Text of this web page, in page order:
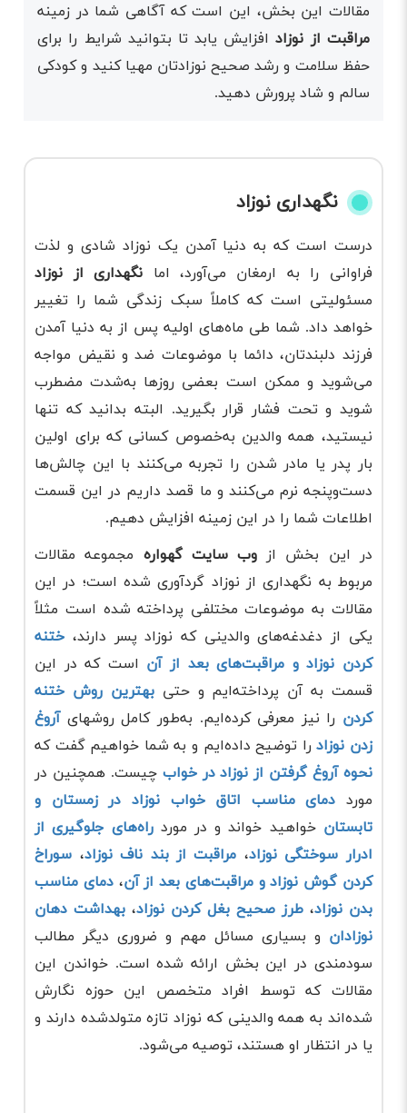
مقالات این بخش، این است که آگاهی شما در زمینه
مراقبت از نوزادافزایش یابد تا بتوانید شرایط را برای
حفظ سلامت و رشد صحیح نوزادتان مهیا کنید و کودکی
سالم و شاد پرورش دهید.
نگهداری نوزاد
درست است که به دنیا آمدن یک نوزاد شادی و لذت
فراوانی را به ارمغان می‌آورد، اما نگهداری از نوزاد
مسئولیتی است که کاملاً سبک زندگی شما را تغییر
خواهد داد. شما طی ماه‌های اولیه پس از به دنیا آمدن
فرزند دلبندتان، دائما با موضوعات ضد و نقیض مواجه
می‌شوید و ممکن است بعضی روزها به‌شدت مضطرب
شوید و تحت فشار قرار بگیرید. البته بدانید که تنها
نیستید، همه والدین به‌خصوص کسانی که برای اولین
بار پدر یا مادر شدن را تجربه می‌کنند با این چالش‌ها
دست‌وپنجه نرم می‌کنند و ما قصد داریم در این قسمت
اطلاعات شما را در این زمینه افزایش دهیم.
در این بخش از وب سایت گهواره مجموعه مقالات
مربوط به نگهداری از نوزاد گردآوری شده است؛ در این
مقالات به موضوعات مختلفی پرداخته شده است مثلاً
یکی از دغدغه‌های والدینی که نوزاد پسر دارند، ختنه
کردن نوزاد و مراقبت‌های بعد از آن است که در این
قسمت به آن پرداخته‌ایم و حتیبهترین روش ختنه
کردن را نیز معرفی کرده‌ایم. به‌طور کامل روشهایآروغ
زدن نوزادرا توضیح داده‌ایم و به شما خواهیم گفت که
نحوه آروغ گرفتن از نوزاد در خواب چیست. همچنین در
مورد دمای مناسب اتاق خواب نوزاد در زمستان و
تابستان خواهید خواند و در موردراه‌های جلوگیری از
ادرار سوختگی نوزاد، مراقبت از بند ناف نوزاد، سوراخ
کردن گوش نوزاد و مراقبت‌های بعد از آن،دمای مناسب
بدن نوزاد،طرز صحیح بغل کردن نوزاد، بهداشت دهان
نوزادان و بسیاری مسائل مهم و ضروری دیگر مطالب
سودمندی در این بخش ارائه شده است. خواندن این
مقالات که توسط افراد متخصص این حوزه نگارش
شده‌اند به همه والدینی که نوزاد تازه متولدشده دارند و
یا در انتظار او هستند، توصیه می‌شود.